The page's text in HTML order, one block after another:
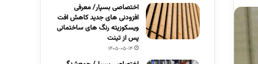
اختصاصی بسپار/ معرفی
افزودنی های جدید کاهش افت
ویسکوزیته رنگ های ساختمانی
پس از تینت
1405-05-14